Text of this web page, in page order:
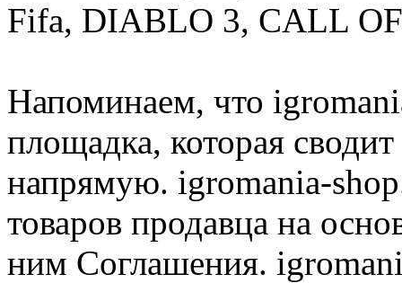
Fifa, DIABLO 3, CALL
Напоминаем, что
площадка, которая
напрямую. igromania-
товаров продавца на
ним Соглашения.